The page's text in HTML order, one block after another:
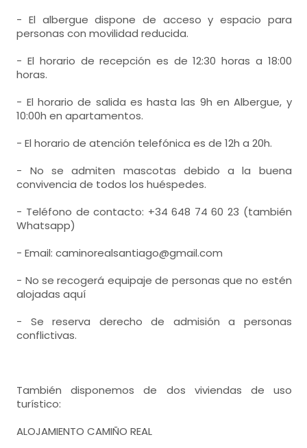
- El albergue dispone de acceso y espacio para
personas con movilidad reducida.
- El horario de recepción es de 12:30 horas a 18:00
horas.
- El horario de salida es hasta las 9h en Albergue, y
10:00h en apartamentos.
- El horario de atención telefónica es de 12h a 20h.
- No se admiten mascotas debido a la buena
convivencia de todos los huéspedes.
- Teléfono de contacto: +34 648 74 60 23 (también
Whatsapp)
- Email: caminorealsantiago@gmail.com
- No se recogerá equipaje de personas que no estén
alojadas aquí
- Se reserva derecho de admisión a personas
conflictivas.
También disponemos de dos viviendas de uso
turístico:
ALOJAMIENTO CAMIÑO REAL